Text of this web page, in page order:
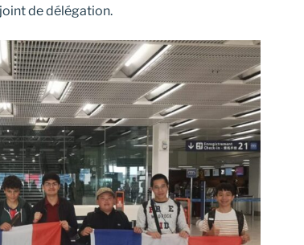
de délégation.